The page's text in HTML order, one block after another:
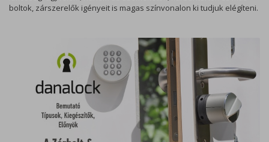
boltok, zárszerelők igényeit is magas színvonalon ki tudjuk elégíteni.